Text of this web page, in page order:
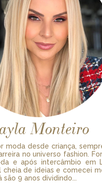
Monteiro
moda desde criança,
no universo fashion.
e após intercâmbio em
cheia de ideias e comecei
são 9 anos dividindo...